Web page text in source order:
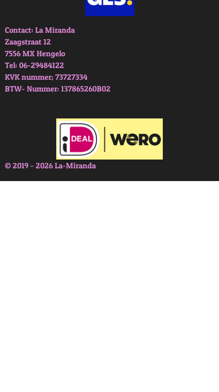
Contact: La Miranda
Zaagstraat 12
7556 MX Hengelo
Tel: 06-29484122
KVK nummer; 73727334
BTW- Nummer: 137865260B02
© 2019 - 2026 La-Miranda